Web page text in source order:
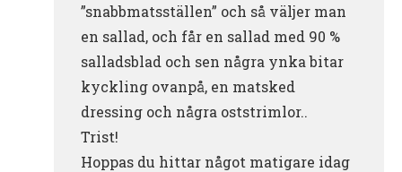
”snabbmatsställen” och så väljer man
en sallad, och får en sallad med 90 %
salladsblad och sen några ynka bitar
kyckling ovanpå, en matsked
dressing och några oststrimlor..
Trist!
Hoppas du hittar något matigare idag